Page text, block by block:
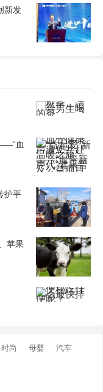
新发
血
护平
苹果
时尚 母婴
汽车